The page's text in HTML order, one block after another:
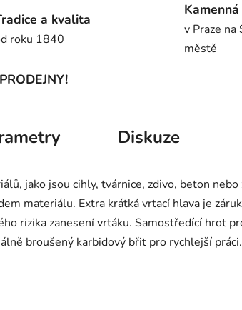
a kvalita
roku 1840
v Praze na
městě
Diskuze
jako jsou cihly, tvárnice, zdivo, beton nebo
materiálu. Extra krátká vrtací hlava je
rizika zanesení vrtáku. Samostředící hrot
broušený karbidový břit pro rychlejší práci.